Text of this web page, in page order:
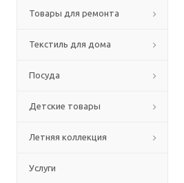
Товары для ремонта
Текстиль для дома
Посуда
Детские товары
Летняя коллекция
Услуги